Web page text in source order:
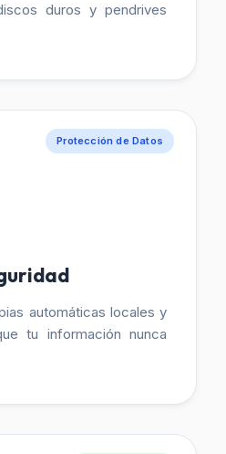
duros y pendrives
Protección de Datos
automáticas locales y
tu información nunca